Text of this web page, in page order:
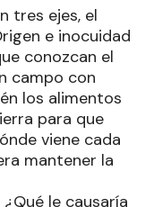
tres ejes, el
e inocuidad
conozcan el
campo con
los alimentos
para que
viene cada
mantener la
le causaría